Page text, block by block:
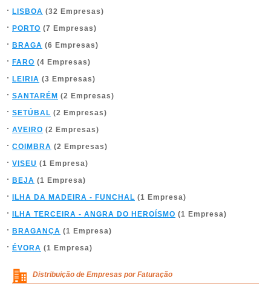
LISBOA (32 Empresas)
PORTO (7 Empresas)
BRAGA (6 Empresas)
FARO (4 Empresas)
LEIRIA (3 Empresas)
SANTARÉM (2 Empresas)
SETÚBAL (2 Empresas)
AVEIRO (2 Empresas)
COIMBRA (2 Empresas)
VISEU (1 Empresa)
BEJA (1 Empresa)
ILHA DA MADEIRA - FUNCHAL (1 Empresa)
ILHA TERCEIRA - ANGRA DO HEROÍSMO (1 Empresa)
BRAGANÇA (1 Empresa)
ÉVORA (1 Empresa)
Distribuição de Empresas por Faturação